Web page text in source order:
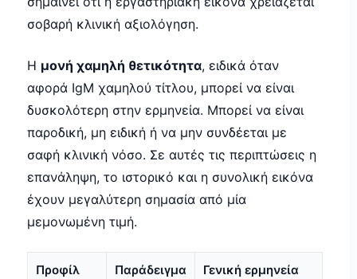
σοβαρή κλινική αξιολόγηση.
Η μονή χαμηλή θετικότητα, ειδικά όταν
αφορά IgM χαμηλού τίτλου, μπορεί να είναι
δυσκολότερη στην ερμηνεία. Μπορεί να είναι
παροδική, μη ειδική ή να μην συνδέεται με
σαφή κλινική νόσο. Σε αυτές τις περιπτώσεις η
επανάληψη, το ιστορικό και η συνολική εικόνα
έχουν μεγαλύτερη σημασία από μία
μεμονωμένη τιμή.
Προφίλ Παράδειγμα Γενική ερμηνεία